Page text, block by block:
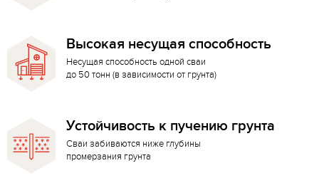
Высокая несущая способность
Несущая способность одной сваи
до 50 тонн (в зависимости от грунта)
Устойчивость к пучению грунта
Сваи забиваются ниже глубины
промерзания грунта